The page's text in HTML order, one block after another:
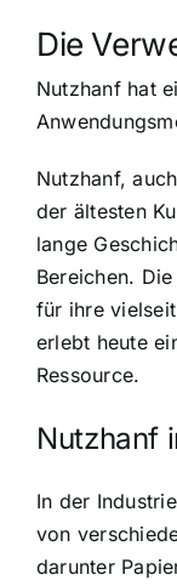
Die
Nutzhanf hat
Nutzhanf,
der ältesten
lange
Bereichen.
für ihre
erlebt heute
Ressource.
Nutzhanf
In der
von
darunter